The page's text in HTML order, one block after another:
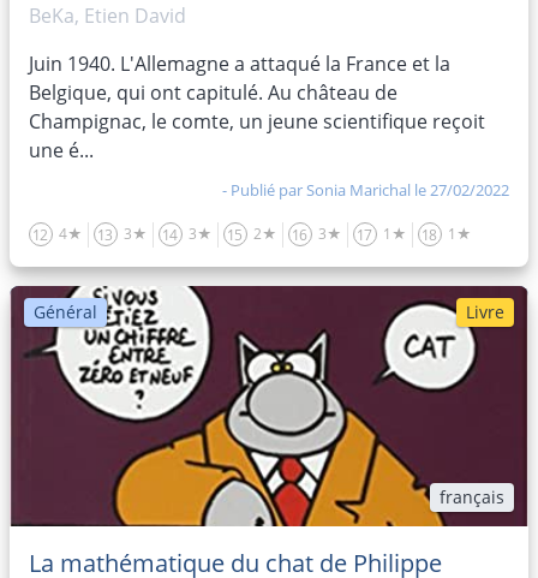
BeKa, Etien David
Juin 1940. L'Allemagne a attaqué la France et la
Belgique, qui ont capitulé. Au château de
Champignac, le comte, un jeune scientifique reçoit
une é...
- Publié parSonia Marichal le 27/02/2022
12 4★ 13 3★ 14 3★ 15 2★ 16 3★ 17 1★ 18 1★
Général Livre
français
La mathématique du chat de Philippe